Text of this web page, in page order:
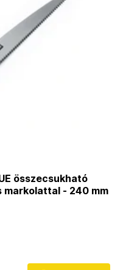
összecsukható
- 240 mm